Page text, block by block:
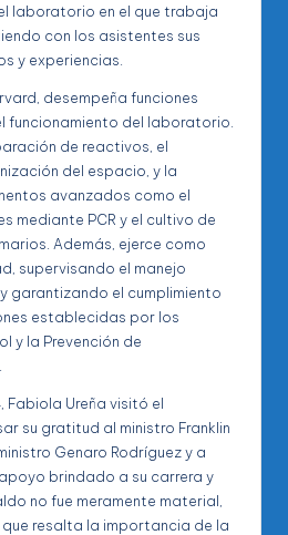
laboratorio en el que trabaja
con los asistentes sus
y experiencias.
desempeña funciones
funcionamiento del laboratorio.
de reactivos, el
del espacio, y la
avanzados como el
mediante PCR y el cultivo de
Además, ejerce como
supervisando el manejo
garantizando el cumplimiento
establecidas por los
y la Prevención de
Fabiola Ureña visitó el
su gratitud al ministro Franklin
Genaro Rodríguez y a
brindado a su carrera y
no fue meramente material,
que resalta la importancia de la